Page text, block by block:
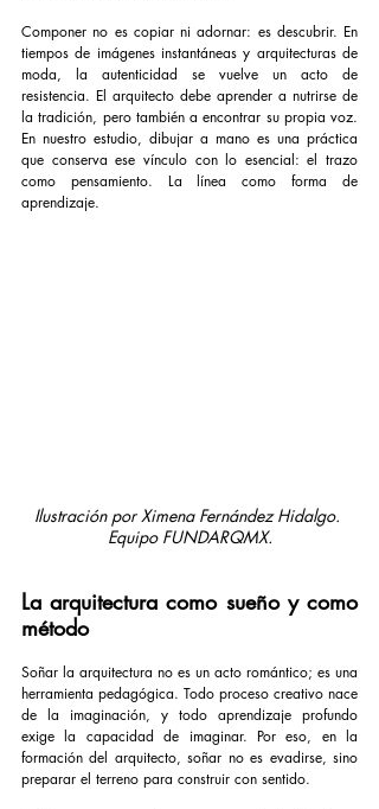
Componer no es copiar ni adornar: es descubrir. En
tiempos de imágenes instantáneas y arquitecturas de
moda, la autenticidad se vuelve un acto de
resistencia. El arquitecto debe aprender a nutrirse de
la tradición, pero también a encontrar su propia voz.
En nuestro estudio, dibujar a mano es una práctica
que conserva ese vínculo con lo esencial: el trazo
como pensamiento. La línea como forma de
aprendizaje.
Ilustración por Ximena Fernández Hidalgo.
Equipo FUNDARQMX.
La arquitectura como sueño y como
método
Soñar la arquitectura no es un acto romántico; es una
herramienta pedagógica. Todo proceso creativo nace
de la imaginación, y todo aprendizaje profundo
exige la capacidad de imaginar. Por eso, en la
formación del arquitecto, soñar no es evadirse, sino
preparar el terreno para construir con sentido.